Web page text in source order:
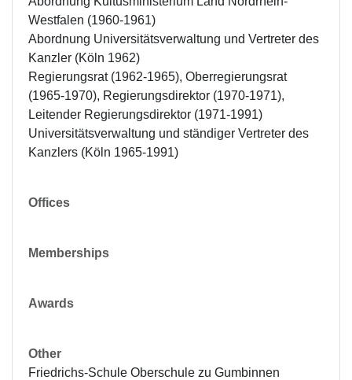
Westfalen (1960-1961)
Abordnung Universitätsverwaltung und Vertreter des
Kanzler (Köln 1962)
Regierungsrat (1962-1965), Oberregierungsrat
(1965-1970), Regierungsdirektor (1970-1971),
Leitender Regierungsdirektor (1971-1991)
Universitätsverwaltung und ständiger Vertreter des
Kanzlers (Köln 1965-1991)
Offices
Memberships
Awards
Other
Friedrichs-Schule Oberschule zu Gumbinnen